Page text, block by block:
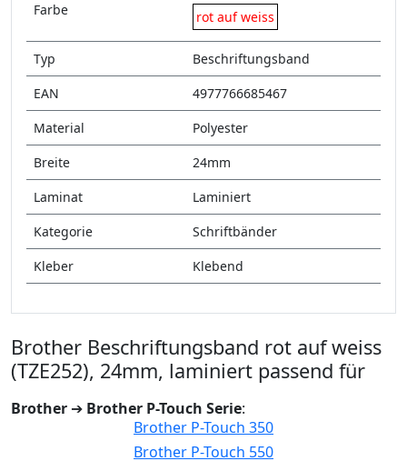
Farbe
rot auf weiss
Typ
Beschriftungsband
EAN
4977766685467
Material
Polyester
Breite
24mm
Laminat
Laminiert
Kategorie
Schriftbänder
Kleber
Klebend
Brother Beschriftungsband rot auf weiss
(TZE252), 24mm, laminiert passend für
Brother ➔ Brother P-Touch Serie:
Brother P-Touch 350
Brother P-Touch 550